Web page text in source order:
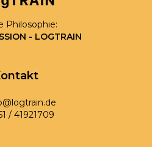
Philosophie:
- LOGTRAIN
/ 41921709